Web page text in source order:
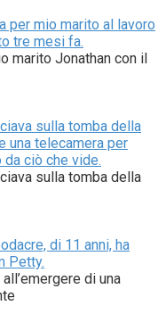
per mio marito al lavoro
tre mesi fa.
marito Jonathan con il
sulla tomba della
una telecamera per
ciò che vide.
sulla tomba della
di 11 anni, ha
Petty.
di una